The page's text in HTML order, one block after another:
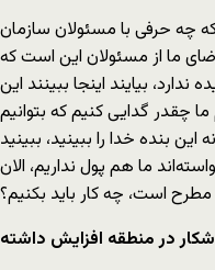
چه حرفی با مسئولان سازمان
ما از مسئولان این است که
ندارد، بیایند اینجا ببینند این
چقدر گدایی کنیم که بتوانیم
بنده خدا را ببینید، ببینید
ما هم پول نداریم، الان
شکار در منطقه افزایش داشته